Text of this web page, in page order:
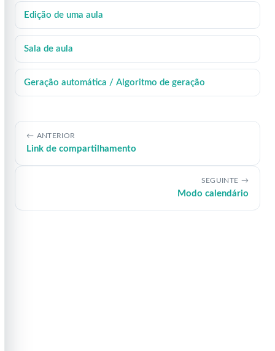
Edição de uma aula
Sala de aula
Geração automática / Algoritmo de geração
ANTERIOR
Link de compartilhamento
SEGUINTE
Modo calendário